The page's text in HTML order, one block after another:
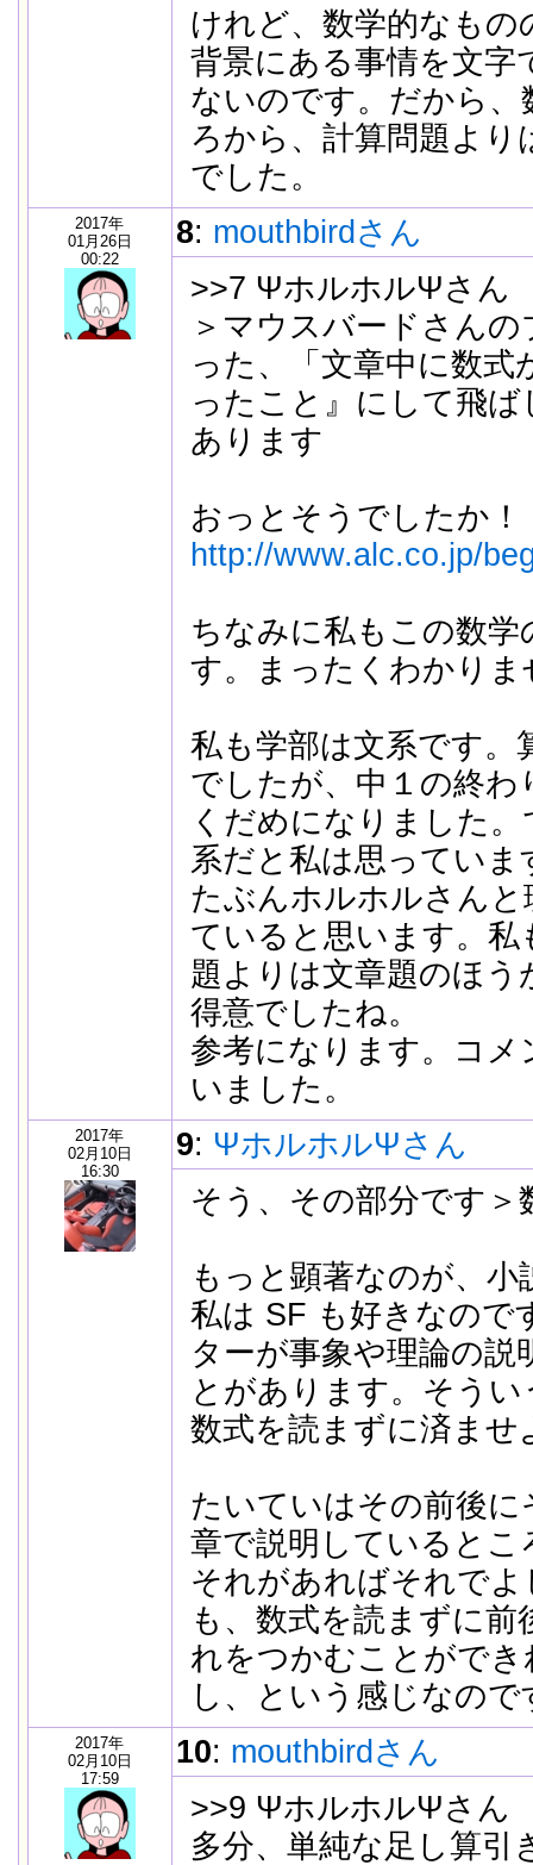
けれど、数学的なもの
背景にある事情を文字
ないのです。だから
ろから、計算問題より
でした。
2017年
01月26日
00:22
8: mouthbirdさん
>>7 ΨホルホルΨさん
＞マウスバードさん
った、「文章中に数
ったこと』にして飛
あります
おっとそうでしたか
http://www.alc.co.jp/
ちなみに私もこの数学
す。まったくわかりま
私も学部は文系です。
でしたが、中１の終わ
くだめになりました
系だと私は思っていま
たぶんホルホルさん
ていると思います。私
題よりは文章題のほ
得意でしたね。
参考になります。コ
いました。
2017年
02月10日
16:30
9: ΨホルホルΨさん
そう、その部分です＞
もっと顕著なのが、
私は SF も好きなので
ターが事象や理論の説
とがあります。そう
数式を読まずに済ませ
たいていはその前後に
章で説明していると
それがあればそれで
も、数式を読まずに
れをつかむことがで
し、という感じなので
2017年
02月10日
17:59
10: mouthbirdさん
>>9 ΨホルホルΨさん
多分、単純な足し算引